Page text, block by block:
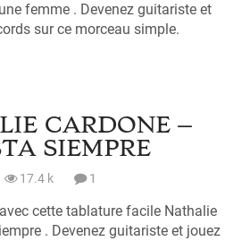
femme . Devenez guitariste et
sur ce morceau simple.
CARDONE –
SIEMPRE
17.4 k 1
cette tablature facile Nathalie
. Devenez guitariste et jouez